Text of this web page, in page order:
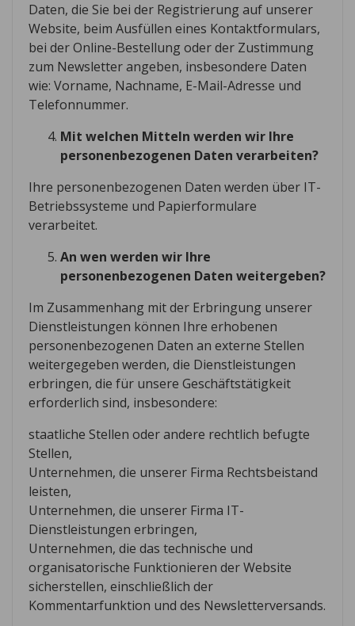
Daten, die Sie bei der Registrierung auf unserer
Website, beim Ausfüllen eines Kontaktformulars,
bei der Online-Bestellung oder der Zustimmung
zum Newsletter angeben, insbesondere Daten
wie: Vorname, Nachname, E-Mail-Adresse und
Telefonnummer.
Mit welchen Mitteln werden wir Ihre
personenbezogenen Daten verarbeiten?
Ihre personenbezogenen Daten werden über IT-
Betriebssysteme und Papierformulare
verarbeitet.
An wen werden wir Ihre
personenbezogenen Daten weitergeben?
Im Zusammenhang mit der Erbringung unserer
Dienstleistungen können Ihre erhobenen
personenbezogenen Daten an externe Stellen
weitergegeben werden, die Dienstleistungen
erbringen, die für unsere Geschäftstätigkeit
erforderlich sind, insbesondere:
staatliche Stellen oder andere rechtlich befugte
Stellen,
Unternehmen, die unserer Firma Rechtsbeistand
leisten,
Unternehmen, die unserer Firma IT-
Dienstleistungen erbringen,
Unternehmen, die das technische und
organisatorische Funktionieren der Website
sicherstellen, einschließlich der
Kommentarfunktion und des Newsletterversands.